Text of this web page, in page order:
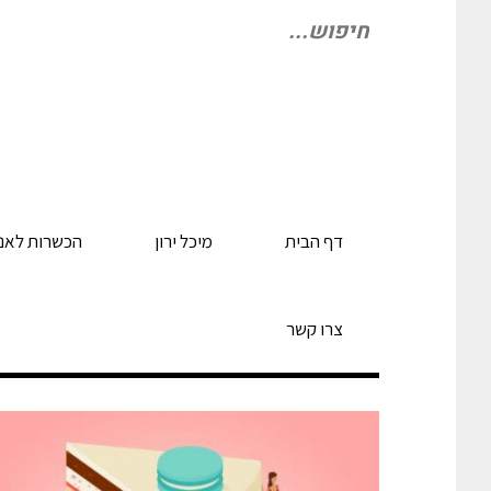
חיפוש
דף הבית מיכל ירון הכשרות
צרו קשר